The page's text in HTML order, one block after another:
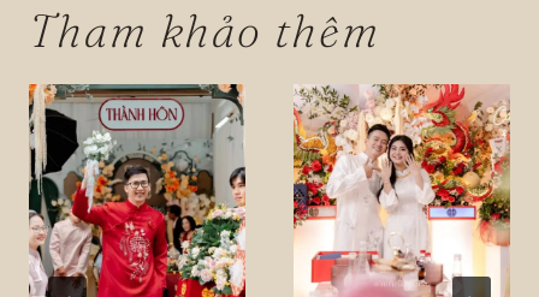
Tham khảo thêm